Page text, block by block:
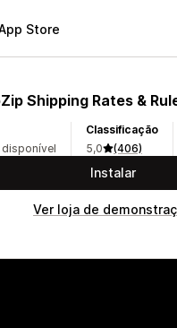
Store
Shipping Rates &
Classificação
5,0
(406)
Instalar
Ver loja de